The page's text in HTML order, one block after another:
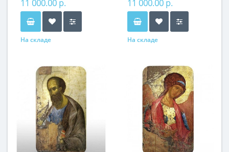
11 000.00 р.
На складе
11 000.00 р.
На складе